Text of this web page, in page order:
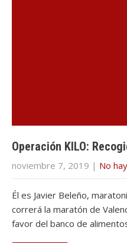
Operación KILO:
noviembre 7, 2019 | No
Él es Javier Beleño,
correrá la maratón de
favor del banco de